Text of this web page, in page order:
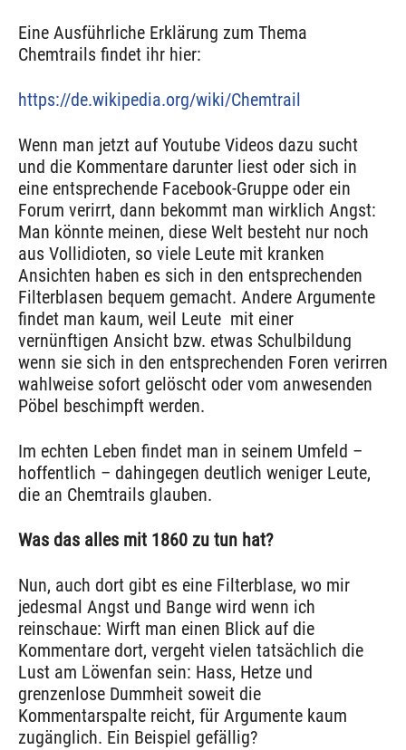
Eine Ausführliche Erklärung zum Thema
Chemtrails findet ihr hier:
https://de.wikipedia.org/wiki/Chemtrail
Wenn man jetzt auf Youtube Videos dazu sucht
und die Kommentare darunter liest oder sich in
eine entsprechende Facebook-Gruppe oder ein
Forum verirrt, dann bekommt man wirklich Angst:
Man könnte meinen, diese Welt besteht nur noch
aus Vollidioten, so viele Leute mit kranken
Ansichten haben es sich in den entsprechenden
Filterblasen bequem gemacht. Andere Argumente
findet man kaum, weil Leute mit einer
vernünftigen Ansicht bzw. etwas Schulbildung
wenn sie sich in den entsprechenden Foren verirren
wahlweise sofort gelöscht oder vom anwesenden
Pöbel beschimpft werden.
Im echten Leben findet man in seinem Umfeld –
hoffentlich – dahingegen deutlich weniger Leute,
die an Chemtrails glauben.
Was das alles mit 1860 zu tun hat?
Nun, auch dort gibt es eine Filterblase, wo mir
jedesmal Angst und Bange wird wenn ich
reinschaue: Wirft man einen Blick auf die
Kommentare dort, vergeht vielen tatsächlich die
Lust am Löwenfan sein: Hass, Hetze und
grenzenlose Dummheit soweit die
Kommentarspalte reicht, für Argumente kaum
zugänglich. Ein Beispiel gefällig?